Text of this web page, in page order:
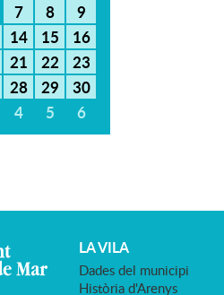
7 8
9
14 15
16
21 22
23
28 29
30
4 5 6
LA VILA
Dades del municipi
Història d'Arenys